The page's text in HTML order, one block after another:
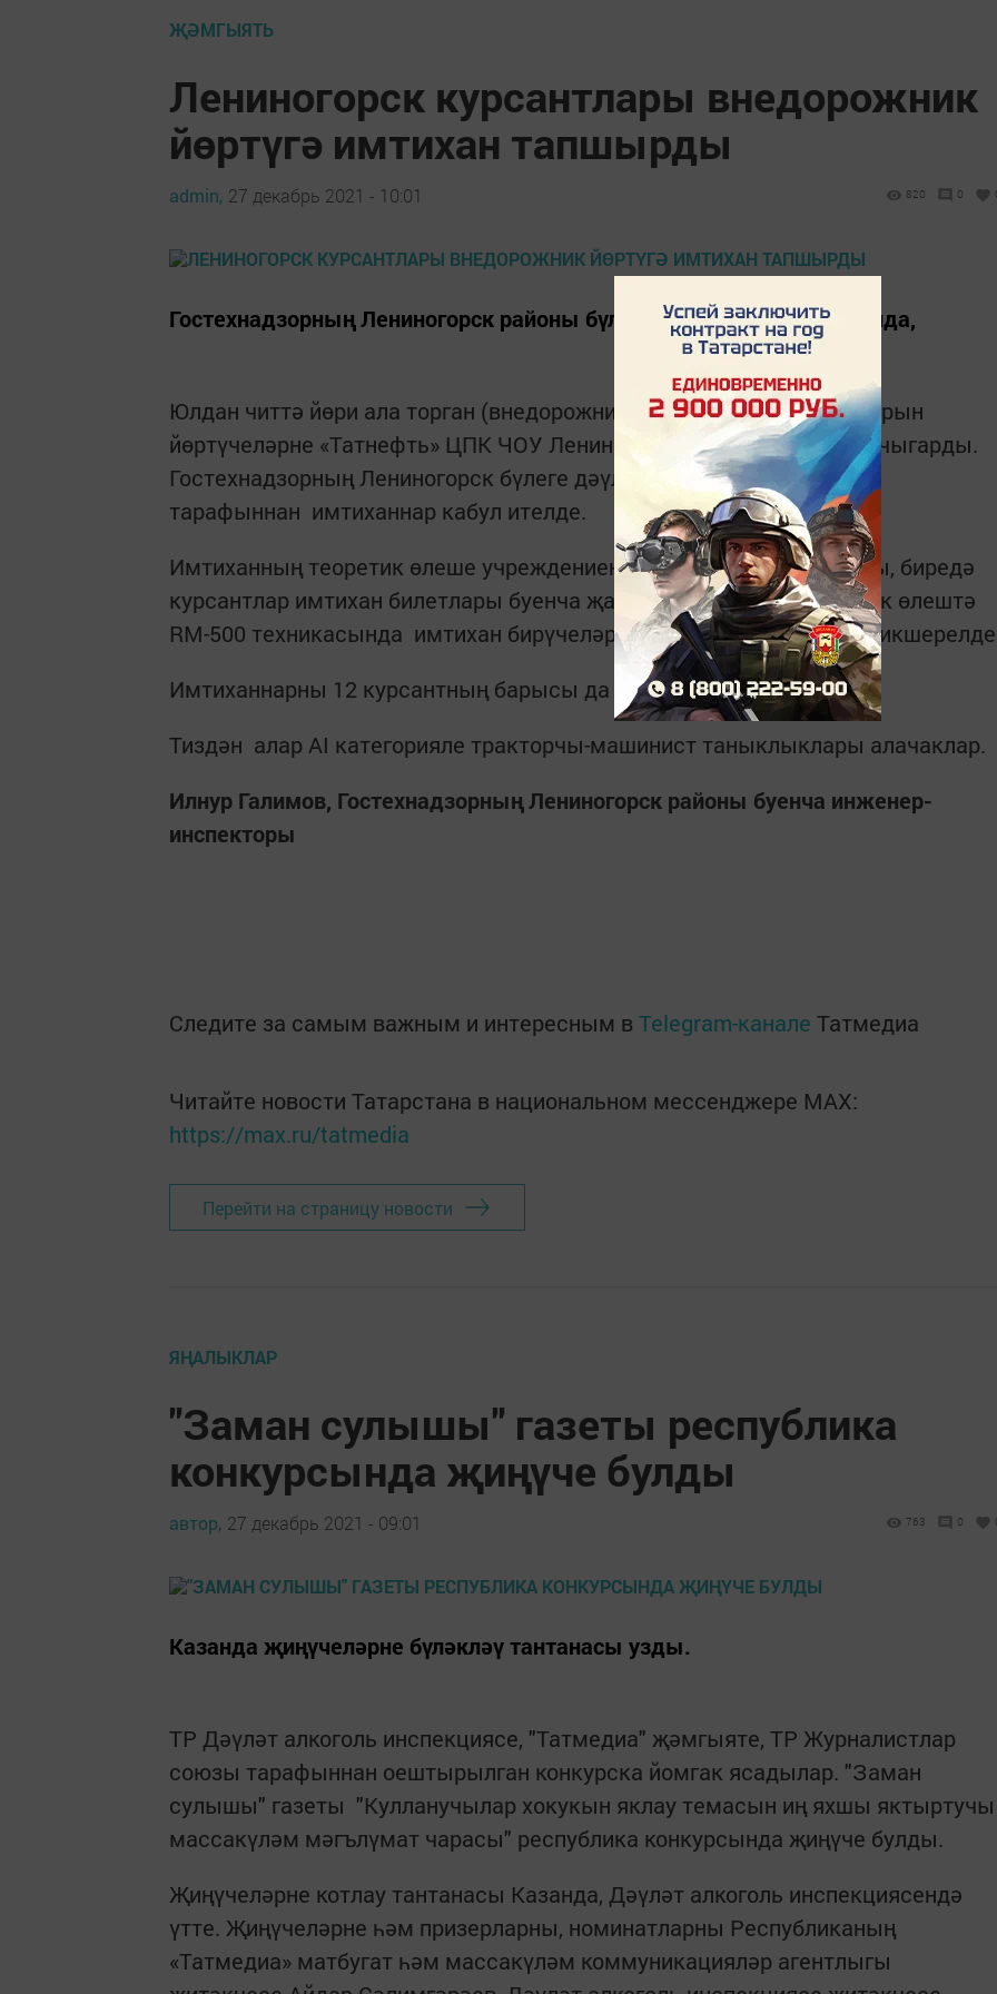
ҖӘМГЫЯТЬ
Лениногорск курсантлары внедорожник
йөртүгә имтихан тапшырды
admin, 27 декабрь 2021 - 10:01 820 0
Гостехнадзорның Лениногорск районы бүлеге хәбәр итүенә караганда,
Юлдан читтә йөри ала торган (внедорожник) мототранспорт чараларын
йөртүчеләрне «Татнефть» ЦПК ЧОУ Лениногорск филиалы укытып чыгарды.
Гостехнадзорның Лениногорск бүлеге дәүләт инженер-инспекторы
тарафыннан имтиханнар кабул ителде.
Имтиханның теоретик өлеше учреждениенең уку кабинетында узды, биредә
курсантлар имтихан билетлары буенча җаваплар бирделәр. Практик өлештә
RM-500 техникасында имтихан бирүчеләрдән йөртү күнекмәләре
Имтиханнарны 12 курсантның барысы да уңышлы тапшырды.
Тиздән алар АІ категорияле тракторчы-машинист таныклыклары алачаклар.
Илнур Галимов, Гостехнадзорның Лениногорск районы буенча инженер-
инспекторы
Следите за самым важным и интересным в Telegram-канале Татмедиа
Читайте новости Татарстана в национальном мессенджере MАХ:
https://max.ru/tatmedia
Перейти на страницу новости
ЯҢАЛЫКЛАР
"Заман сулышы" газеты республика
конкурсында җиңүче булды
автор, 27 декабрь 2021 - 09:01 763 0
Казанда җиңүчеләрне бүләкләү тантанасы узды.
ТР Дәүләт алкоголь инспекциясе, "Татмедиа" җәмгыяте, ТР Журналистлар
союзы тарафыннан оештырылган конкурска йомгак ясадылар. "Заман
сулышы" газеты "Кулланучылар хокукын яклау темасын иң яхшы яктыртучы
массакүләм мәгълүмат чарасы" республика конкурсында җиңүче булды.
Җиңүчеләрне котлау тантанасы Казанда, Дәүләт алкоголь инспекциясендә
үтте. Җиңүчеләрне һәм призерларны, номинатларны Республиканың
«Татмедиа» матбугат һәм массакүләм коммуникацияләр агентлыгы